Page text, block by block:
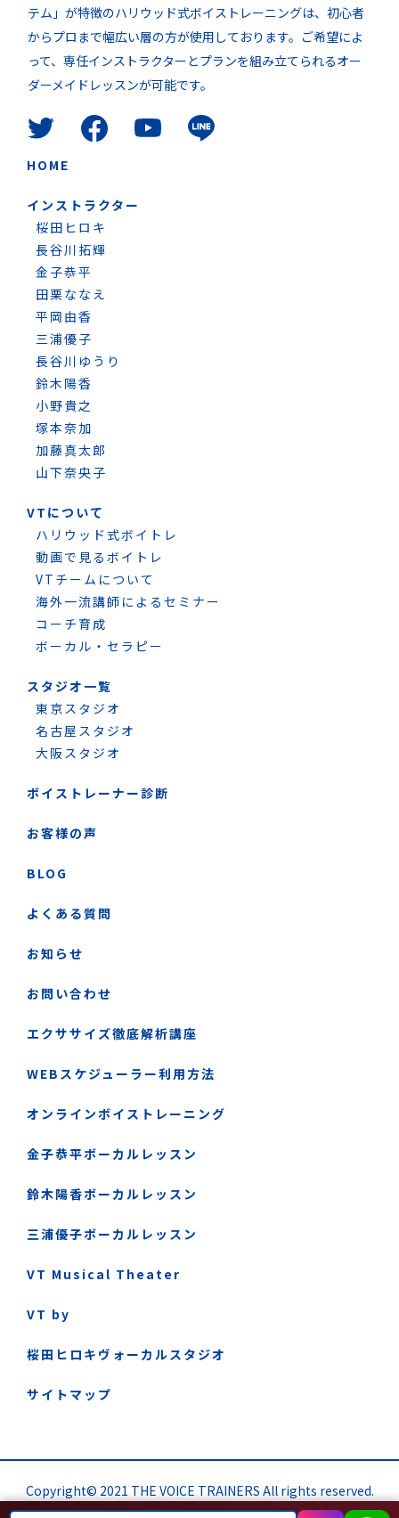
テム」が特徴のハリウッド式ボイストレーニングは、初心者
からプロまで幅広い層の方が使用しております。ご希望によ
って、専任インストラクターとプランを組み立てられるオー
ダーメイドレッスンが可能です。
HOME
インストラクター
桜田ヒロキ
長谷川拓輝
金子恭平
田栗ななえ
平岡由香
三浦優子
長谷川ゆうり
鈴木陽香
小野貴之
塚本奈加
加藤真太郎
山下奈央子
VTについて
ハリウッド式ボイトレ
動画で見るボイトレ
VTチームについて
海外一流講師によるセミナー
コーチ育成
ボーカル・セラピー
スタジオ一覧
東京スタジオ
名古屋スタジオ
大阪スタジオ
ボイストレーナー診断
お客様の声
BLOG
よくある質問
お知らせ
お問い合わせ
エクササイズ徹底解析講座
WEBスケジューラー利用方法
オンラインボイストレーニング
金子恭平ボーカルレッスン
鈴木陽香ボーカルレッスン
三浦優子ボーカルレッスン
VT Musical Theater
VT by
桜田ヒロキヴォーカルスタジオ
サイトマップ
Copyright© 2021 THE VOICE TRAINERS All rights reserved.